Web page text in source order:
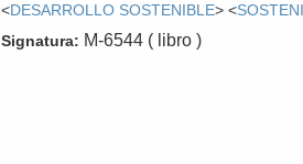
<DESARROLLO SOSTENIBLE> <
Signatura: M-6544 ( libro )